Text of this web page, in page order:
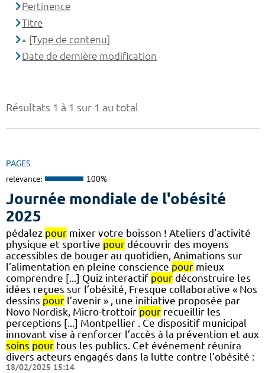
Résultats 1 à 1 sur 1 au total
PAGES
relevance: 100%
Journée mondiale de l'obésité
2025
pédalez pour mixer votre boisson ! Ateliers d’activité
physique et sportive pour découvrir des moyens
accessibles de bouger au quotidien, Animations sur
l’alimentation en pleine conscience pour mieux
comprendre [...] Quiz interactif pour déconstruire les
idées reçues sur l’obésité, Fresque collaborative « Nos
dessins pour l’avenir » , une initiative proposée par
Novo Nordisk, Micro-trottoir pour recueillir les
perceptions [...] Montpellier . Ce dispositif municipal
innovant vise à renforcer l’accès à la prévention et aux
soins pour tous les publics. Cet événement réunira
divers acteurs engagés dans la lutte contre l’obésité :
18/02/2025 15:14
Pertinence
Titre
[Type de contenu]
Date de dernière modification